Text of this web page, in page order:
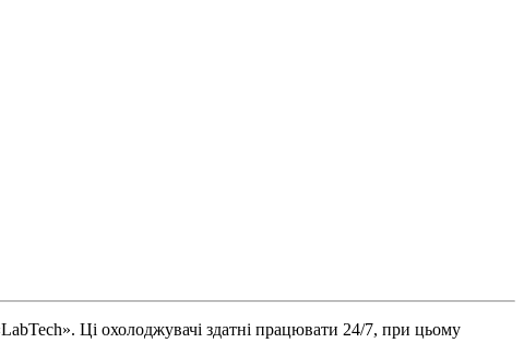
Ці охолоджувачі здатні працювати 24/7, при цьому